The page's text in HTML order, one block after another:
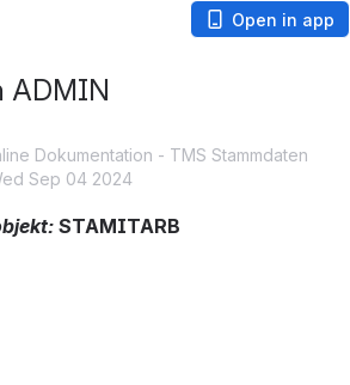
Open in app
ADMIN
Dokumentation - TMS Stammdaten
Sep 04 2024
STAMITARB